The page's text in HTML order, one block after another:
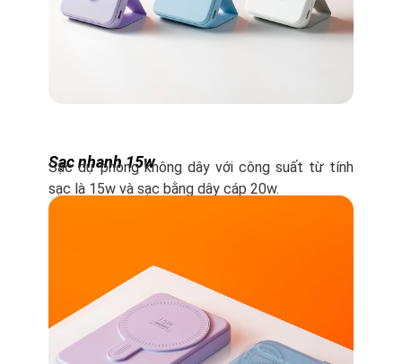
Sạc nhanh 15w
Sạc dự phòng không dây với công suất từ tính
sạc là 15w và sạc bằng dây cáp 20w.